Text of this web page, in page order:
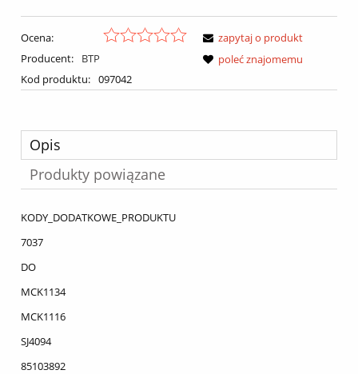
Ocena:
Producent:
BTP
Kod produktu: 097042
zapytaj o produkt
poleć znajomemu
Opis
Produkty powiązane
KODY_DODATKOWE_PRODUKTU
7037
DO
MCK1134
MCK1116
SJ4094
85103892